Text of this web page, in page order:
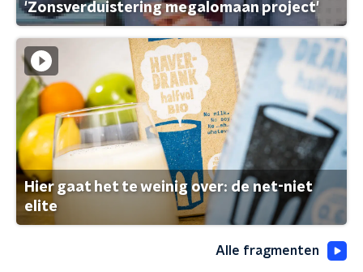
'Zonsverduistering megalomaan project'
Hier gaat het te weinig over: de net-niet
elite
Alle fragmenten